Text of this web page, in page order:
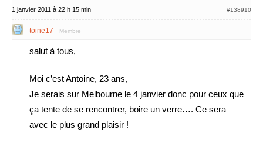
1 janvier 2011 à 22 h 15 min #138910
toine17 Membre
salut à tous,
Moi c’est Antoine, 23 ans,
Je serais sur Melbourne le 4 janvier donc pour ceux que
ça tente de se rencontrer, boire un verre…. Ce sera
avec le plus grand plaisir !